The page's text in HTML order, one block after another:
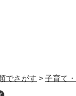
でさがす > 子育て